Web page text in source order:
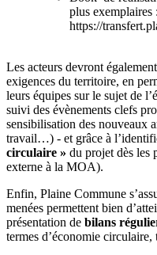
plus exemplaires :
https://
Les acteurs devront
exigences du territoire, en
leurs équipes sur le sujet de
suivi des évènements clefs
sensibilisation des nouveaux
travail…) - et grâce à
circulaire » du projet dès les
externe à la MOA).
Enfin, Plaine Commune
menées permettent bien
présentation de bilans
termes d’économie